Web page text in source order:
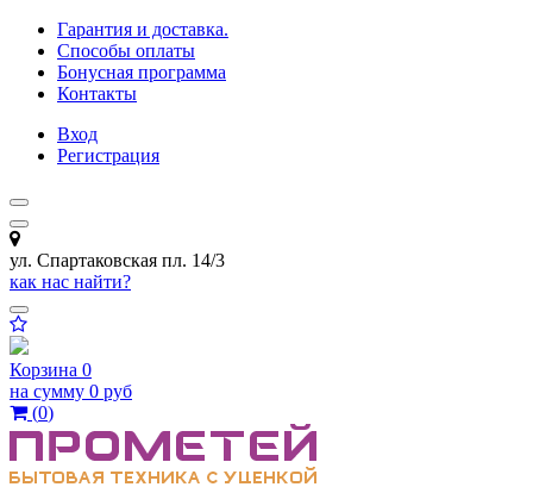
Гарантия и доставка.
Способы оплаты
Бонусная программа
Контакты
Вход
Регистрация
ул. Спартаковская пл. 14/3
как нас найти?
Корзина 0
на сумму 0 руб
(0)